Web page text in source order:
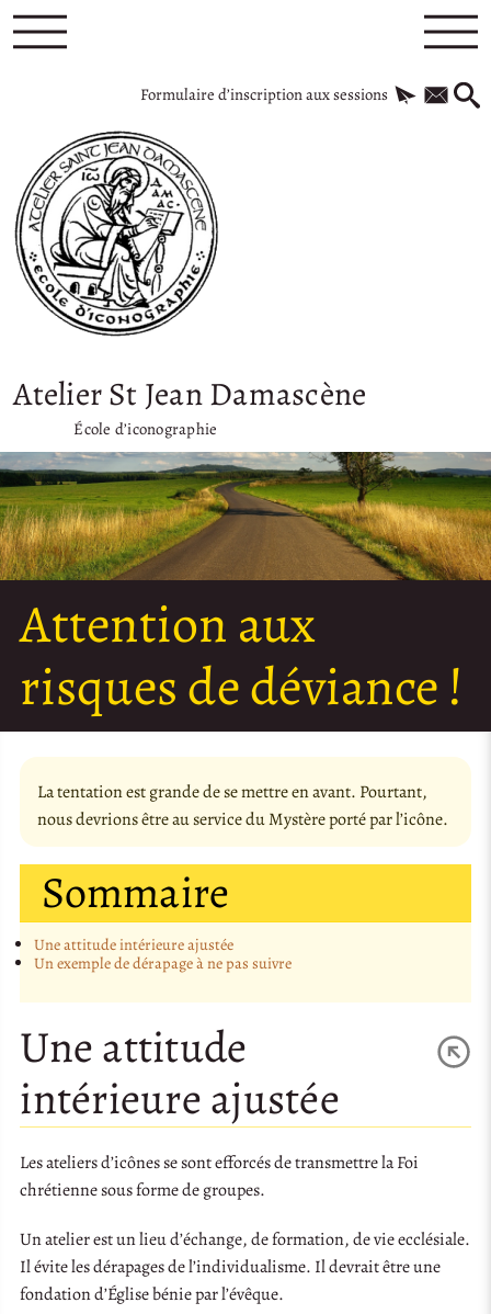
Formulaire d’inscription aux sessions
Atelier St Jean Damascène
École d’iconographie
Attention aux
risques de déviance !
La tentation est grande de se mettre en avant. Pourtant,
nous devrions être au service du Mystère porté par l’icône.
Sommaire
Une attitude intérieure ajustée
Un exemple de dérapage à ne pas suivre
Une attitude
intérieure ajustée
Les ateliers d’icônes se sont efforcés de transmettre la Foi
chrétienne sous forme de groupes.
Un atelier est un lieu d’échange, de formation, de vie ecclésiale.
Il évite les dérapages de l’individualisme. Il devrait être une
fondation d’Église bénie par l’évêque.